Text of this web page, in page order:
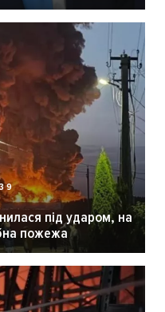
під ударом, на
пожежа